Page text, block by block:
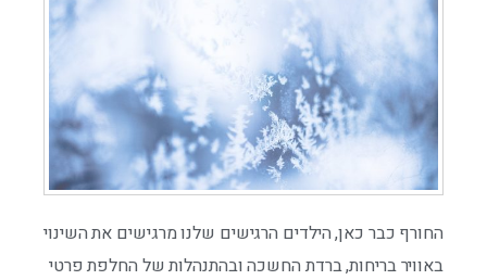
החורף כבר כאן, הילדים הרגישים שלנו מרגישים את השינוי
באוויר בריחות, ברדת החשכה ובהתנהלות של החלפת פרטי